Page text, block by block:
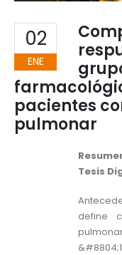
02
ENE
pacientes
pulmonar
Tesis
define